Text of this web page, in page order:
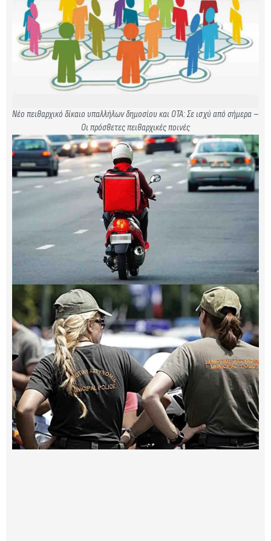
Νέο πειθαρχικό δίκαιο υπαλλήλων δημοσίου και ΟΤΑ: Σε ισχύ από σήμερα –
Οι πρόσθετες πειθαρχικές ποινές